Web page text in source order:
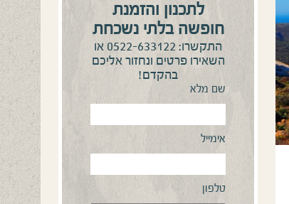
לתכנון והזמנת
חופשה בלתי נשכחת
התקשרו: 0522-633122 או
השאירו פרטים ונחזור אליכם
בהקדם!
שם מלא
אימייל
טלפון